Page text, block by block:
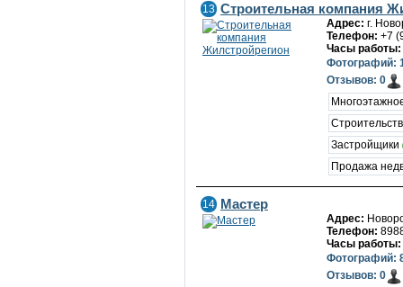
13 Строительная компания
Адрес: г.
Телефон: +7
Часы работы:
Фотографий:
Отзывов: 0
Застройщики
Продажа
14 Мастер
Адрес:
Телефон:
Часы работы:
Фотографий:
Отзывов: 0